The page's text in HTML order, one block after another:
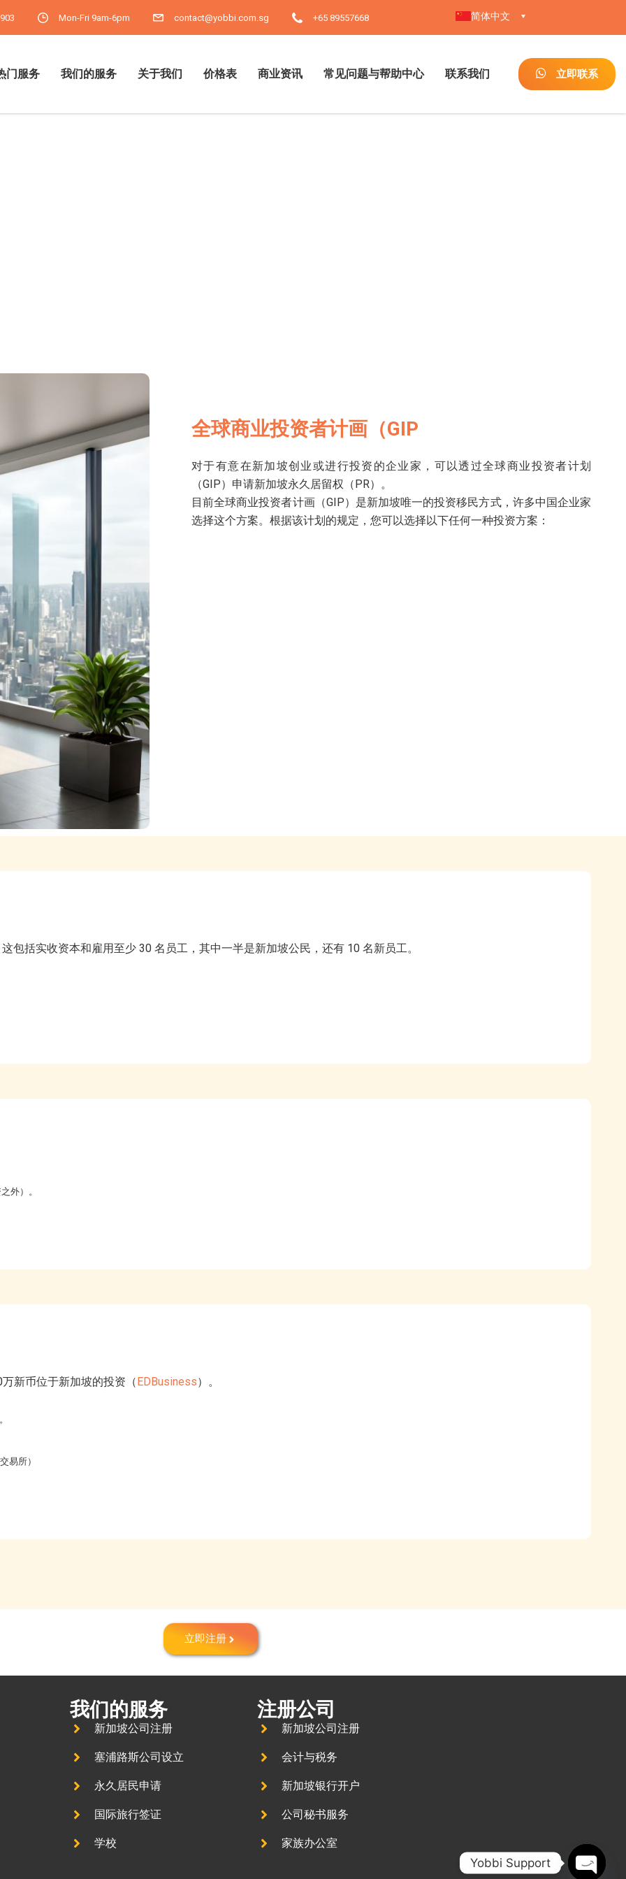
简体中文
Mon-Fri 9am-6pm contact@yobbi.com.sg +65 89557668
门服务 我们的服务 关于我们 价格表 商业资讯 常见问题与帮助中心 联系我们 立即联系
全球商业投资者计画（GIP
对于有意在新加坡创业或进行投资的企业家，可以透过全球商业投资者计划
（GIP）申请新加坡永久居留权（PR）。
目前全球商业投资者计画（GIP）是新加坡唯一的投资移民方式，许多中国企业家
选择这个方案。根据该计划的规定，您可以选择以下任何一种投资方案：
包括实收资本和雇用至少 30 名员工，其中一半是新加坡公民，还有 10 名新员工。
外）。
新币位于新加坡的投资（EDBusiness）。
易所）
立即注册
我们的服务
新加坡公司注册
塞浦路斯公司设立
永久居民申请
国际旅行签证
学校
注册公司
新加坡公司注册
会计与税务
新加坡银行开户
公司秘书服务
家族办公室
Yobbi Support